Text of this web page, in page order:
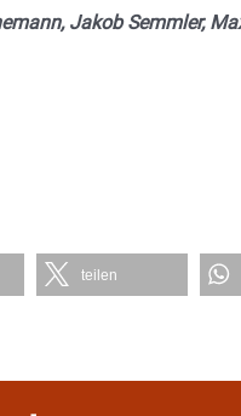
Jakob Semmler,
teilen